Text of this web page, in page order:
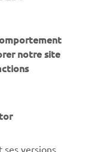
grisante.
Sea Water
eaux ouvertes.
d’invités et
Sea
notre site
versions